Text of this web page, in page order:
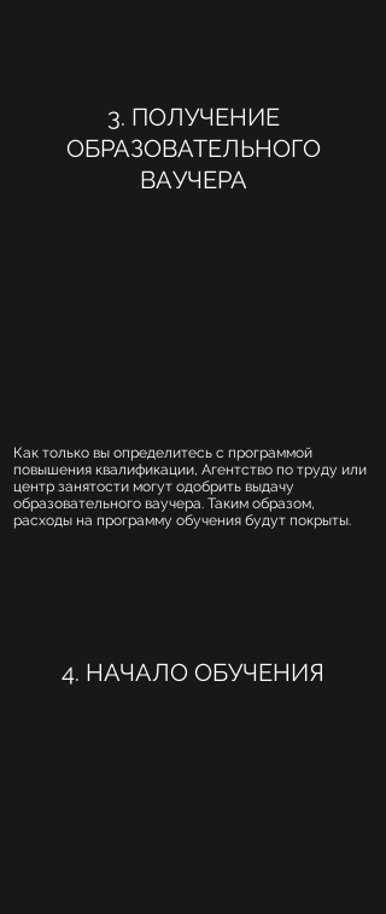
3. ПОЛУЧЕНИЕ
ОБРАЗОВАТЕЛЬНОГО
ВАУЧЕРА
Как только вы определитесь с программой
повышения квалификации, Агентство по труду или
центр занятости могут одобрить выдачу
образовательного ваучера. Таким образом,
расходы на программу обучения будут покрыты.
4. НАЧАЛО ОБУЧЕНИЯ